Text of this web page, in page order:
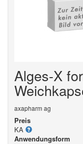
Alges-X
axapharm ag
Preis
KA
Anwendungsform